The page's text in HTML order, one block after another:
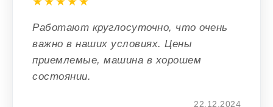
Работают круглосуточно, что очень
важно в наших условиях. Цены
приемлемые, машина в хорошем
состоянии.
22.12.2024